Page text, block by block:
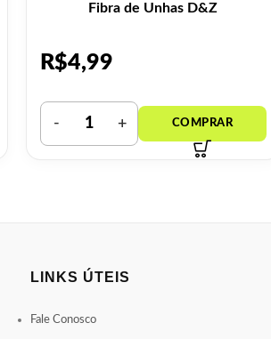
Fibra de Unhas D&Z
R$4,99
LINKS ÚTEIS
Fale Conosco